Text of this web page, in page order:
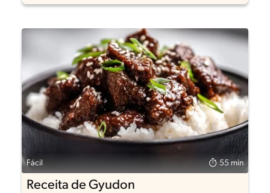
Fácil 55 min
Receita de Gyudon